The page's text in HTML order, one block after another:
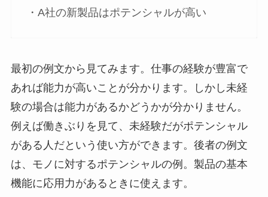
・A社の新製品はポテンシャルが高い
最初の例文から見てみます。仕事の経験が豊富で
あれば能力が高いことが分かります。しかし未経
験の場合は能力があるかどうかが分かりません。
例えば働きぶりを見て、未経験だがポテンシャル
がある人だという使い方ができます。後者の例文
は、モノに対するポテンシャルの例。製品の基本
機能に応用力があるときに使えます。